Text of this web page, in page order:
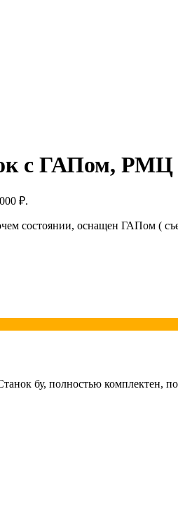
с ГАПом, РМЦ
₽.
оснащен ГАПом (
бу, полностью